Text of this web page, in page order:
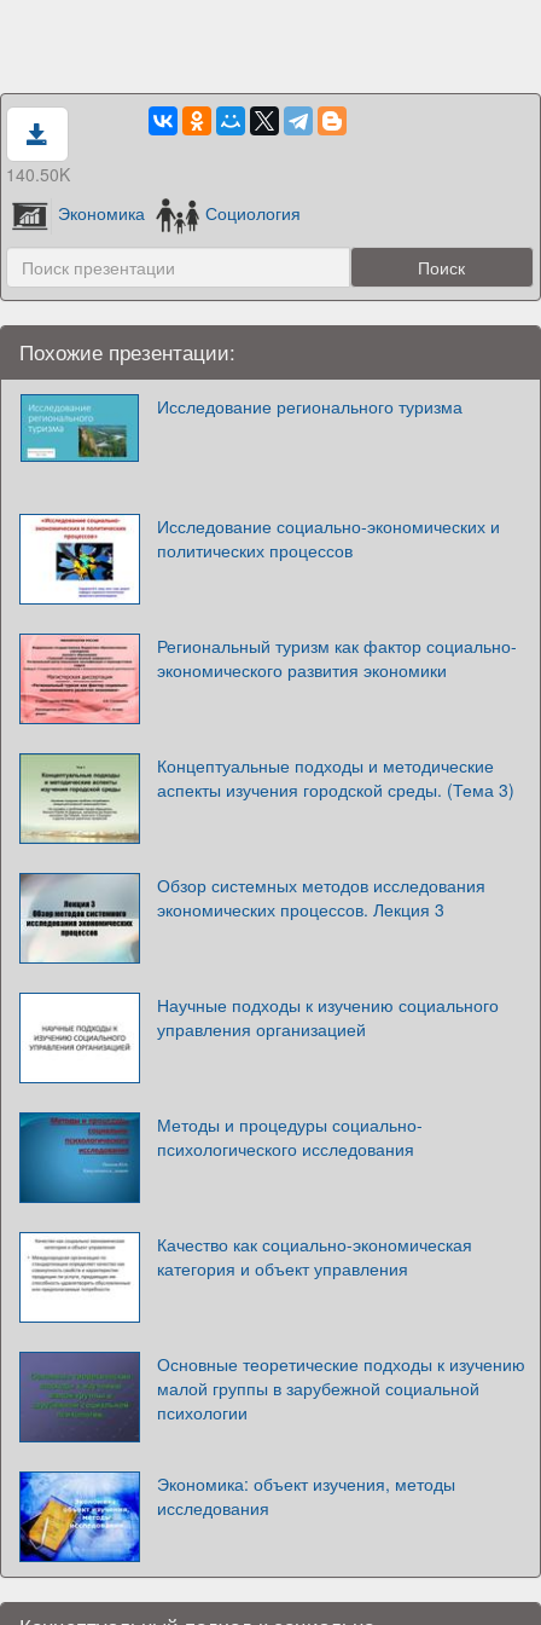
140.50K
Экономика
Социология
Похожие презентации:
Исследование регионального туризма
Исследование социально-экономических и
политических процессов
Региональный туризм как фактор социально-
экономического развития экономики
Концептуальные подходы и методические
аспекты изучения городской среды. (Тема 3)
Обзор системных методов исследования
экономических процессов. Лекция 3
Научные подходы к изучению социального
управления организацией
Методы и процедуры социально-
психологического исследования
Качество как социально-экономическая
категория и объект управления
Основные теоретические подходы к изучению
малой группы в зарубежной социальной
психологии
Экономика: объект изучения, методы
исследования